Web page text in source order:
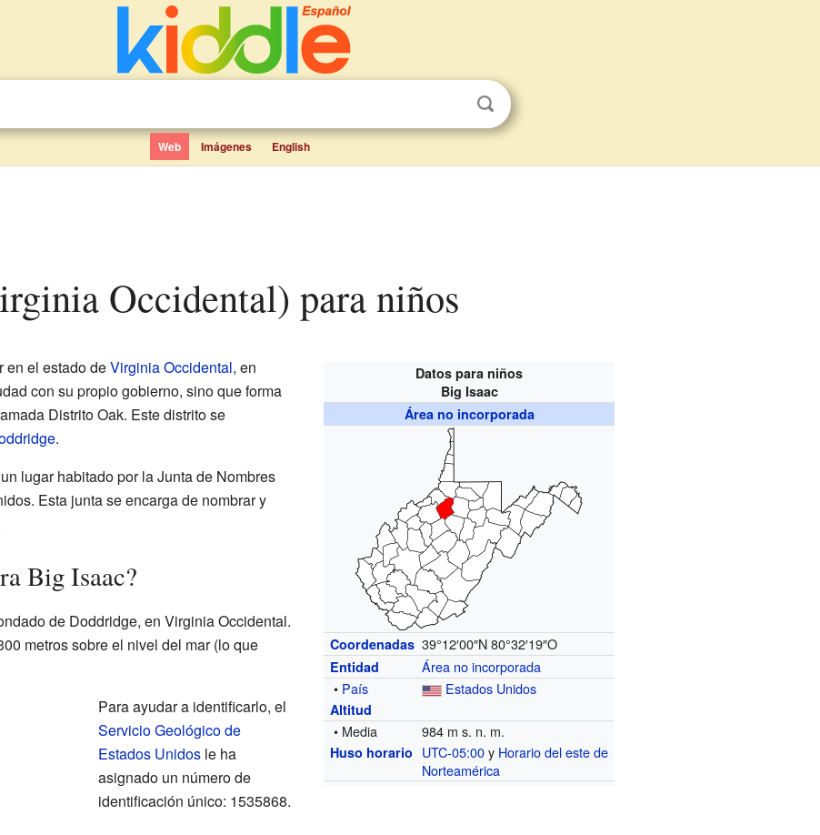
Web Imágenes English
Occidental) para niños
Datos para niños
Big Isaac
Área no incorporada
Coordenadas 39°12′00″N 80°32′19″O
Entidad
Área no incorporada
• País Estados Unidos
Altitud
• Media 984 m s. n. m.
Huso horario UTC-05:00y Horario del este de
Norteamérica
el estado deVirginia Occidental, en
con su propio gobierno, sino que forma
Distrito Oak. Este distrito se
.
lugar habitado por la Junta de Nombres
Esta junta se encarga de nombrar y
Big Isaac?
de Doddridge, en Virginia Occidental.
metros sobre el nivel del mar (lo que
Para ayudar a identificarlo, el
Servicio Geológico de
Estados Unidosle ha
asignado un número de
identificación único: 1535868.